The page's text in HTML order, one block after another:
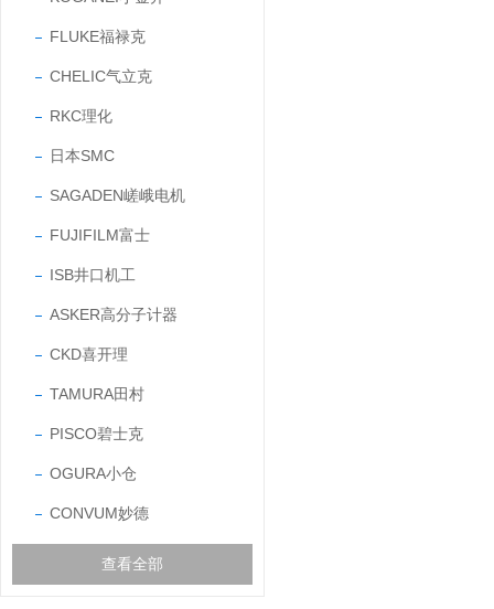
FLUKE福禄克
CHELIC气立克
RKC理化
日本SMC
SAGADEN嵯峨电机
FUJIFILM富士
ISB井口机工
ASKER高分子计器
CKD喜开理
TAMURA田村
PISCO碧士克
OGURA小仓
CONVUM妙德
查看全部